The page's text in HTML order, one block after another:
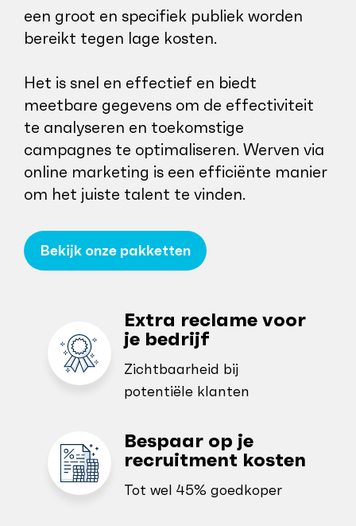
een groot en specifiek publiek worden
bereikt tegen lage kosten.
Het is snel en effectief en biedt
meetbare gegevens om de effectiviteit
te analyseren en toekomstige
campagnes te optimaliseren. Werven via
online marketing is een efficiënte manier
om het juiste talent te vinden.
Bekijk onze pakketten
Extra reclame voor
je bedrijf
Zichtbaarheid bij
potentiële klanten
Bespaar op je
recruitment kosten
Tot wel 45% goedkoper